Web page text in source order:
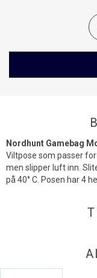
Nordhunt Gamebag
Viltpose som passer
men slipper luft inn.
på 40° C. Posen har 4